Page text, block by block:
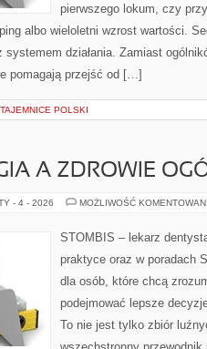
pierwszego lokum, czy
albo wieloletni wzrost wartości.
systemem działania. Zamiast
pomagają przejść od […]
POLSKI
A ZDROWIE
- 4 - 2026 MOŻLIWOŚĆ
STOMBIS – lekarz
praktyce oraz w poradach
dla osób, które chcą
podejmować lepsze
To nie jest tylko zbiór